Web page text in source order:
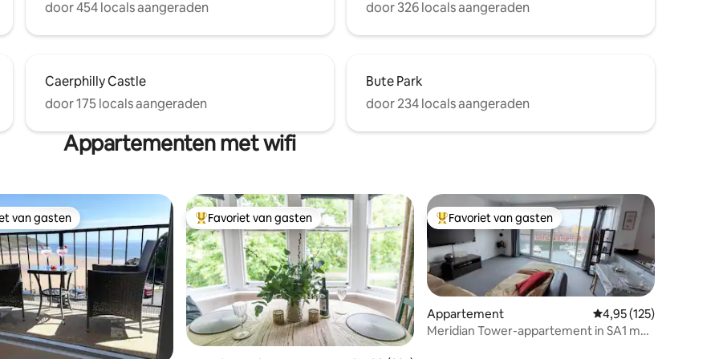
door 454 locals aangeraden
door 326 locals aangeraden
Caerphilly Castle
door 175 locals aangeraden
Bute Park
door 234 locals aangeraden
Appartementen met wifi
van gasten
van gasten Topfavoriet van gasten
Favoriet van gasten Topfavoriet van gasten
Favoriet van gasten
Appartement Gemiddelde
4,95 (125)
Meridian Tower-appartement in SA1 met